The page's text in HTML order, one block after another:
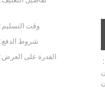
وقت التسليم:
شروط الدفع:
القدرة على العرض: